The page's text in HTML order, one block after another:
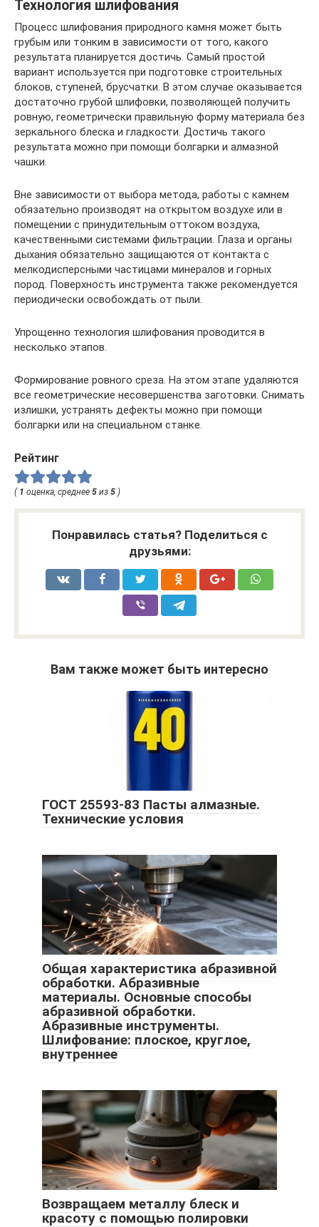
Технология шлифования
Процесс шлифования природного камня может быть
грубым или тонким в зависимости от того, какого
результата планируется достичь. Самый простой
вариант используется при подготовке строительных
блоков, ступеней, брусчатки. В этом случае оказывается
достаточно грубой шлифовки, позволяющей получить
ровную, геометрически правильную форму материала без
зеркального блеска и гладкости. Достичь такого
результата можно при помощи болгарки и алмазной
чашки.
Вне зависимости от выбора метода, работы с камнем
обязательно производят на открытом воздухе или в
помещении с принудительным оттоком воздуха,
качественными системами фильтрации. Глаза и органы
дыхания обязательно защищаются от контакта с
мелкодисперсными частицами минералов и горных
пород. Поверхность инструмента также рекомендуется
периодически освобождать от пыли.
Упрощенно технология шлифования проводится в
несколько этапов.
Формирование ровного среза. На этом этапе удаляются
все геометрические несовершенства заготовки. Снимать
излишки, устранять дефекты можно при помощи
болгарки или на специальном станке.
Рейтинг
( 1 оценка, среднее 5 из 5 )
Понравилась статья? Поделиться с
друзьями:
Вам также может быть интересно
ГОСТ 25593-83 Пасты алмазные.
Технические условия
Общая характеристика абразивной
обработки. Абразивные
материалы. Основные способы
абразивной обработки.
Абразивные инструменты.
Шлифование: плоское, круглое,
внутреннее
Возвращаем металлу блеск и
красоту с помощью полировки